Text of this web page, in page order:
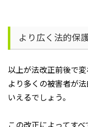
より広く法的保
以上が法改正前後で
より多くの被害者が
いえるでしょう。
この改正によってす